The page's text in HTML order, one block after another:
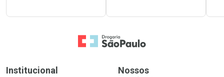
Ir para a Home
Institucional
Nossos